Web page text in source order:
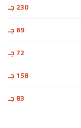
230 جـ
69 جـ
72 جـ
158 جـ
83 جـ